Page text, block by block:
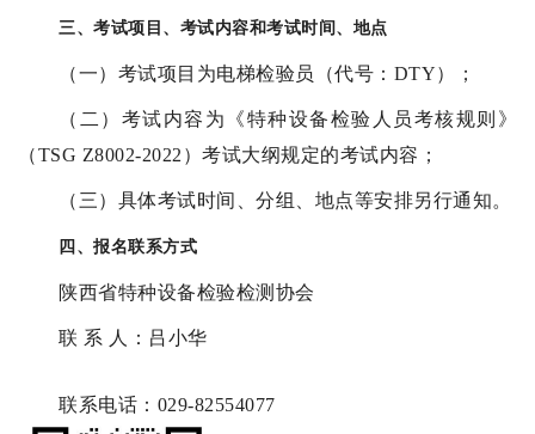
三、考试项目、考试内容和考试时间、地点
（一）考试项目为电梯检验员（代号：DTY）；
（二）考试内容为《特种设备检验人员考核规则》
（TSG Z8002-2022）考试大纲规定的考试内容；
（三）具体考试时间、分组、地点等安排另行通知。
四、 报名联系方式
陕西省特种设备检验检测协会
联 系 人：吕小华
联系电话：029-82554077